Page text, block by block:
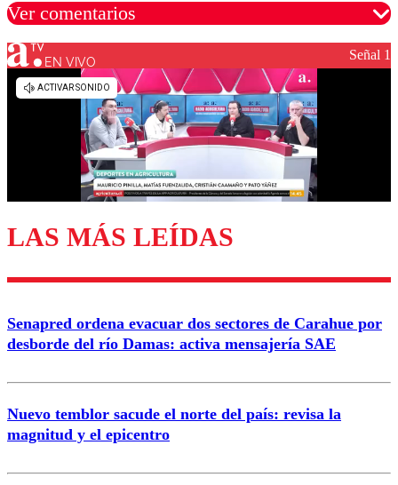
Ver comentarios
Los comentarios son moderados para garantizar un
diálogo respetuoso.
Enviar comentario
EN VIVO Señal 1
LAS MÁS LEÍDAS
Senapred ordena evacuar dos sectores de Carahue por
desborde del río Damas: activa mensajería SAE
Nuevo temblor sacude el norte del país: revisa la
magnitud y el epicentro